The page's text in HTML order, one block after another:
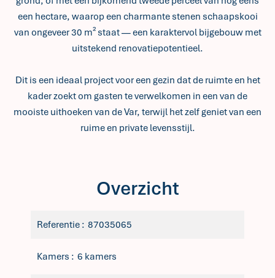
een hectare, waarop een charmante stenen schaapskooi
van ongeveer 30 m² staat — een karaktervol bijgebouw met
uitstekend renovatiepotentieel.
Dit is een ideaal project voor een gezin dat de ruimte en het
kader zoekt om gasten te verwelkomen in een van de
mooiste uithoeken van de Var, terwijl het zelf geniet van een
ruime en private levensstijl.
Overzicht
Referentie 87035065
Kamers 6 kamers